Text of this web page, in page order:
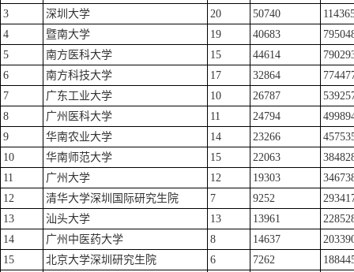
3
深圳大学 20 50740
4
暨南大学 19 40683
5
南方医科大学 15 44614
6
南方科技大学 17 32864
7
广东工业大学 10 26787
8
广州医科大学 11 24794
9
华南农业大学 14 23266
10
华南师范大学 15 22063
11
广州大学 12 19303
12
清华大学深圳国际研究生院 7 9252
13
汕头大学 13 13961
14
广州中医药大学 8 14637
15
北京大学深圳研究生院 6 7262